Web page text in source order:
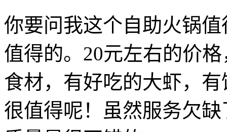
你要问我这个自助火锅
值得的。20元左右的价
食材，有好吃的大虾，
很值得呢！虽然服务欠